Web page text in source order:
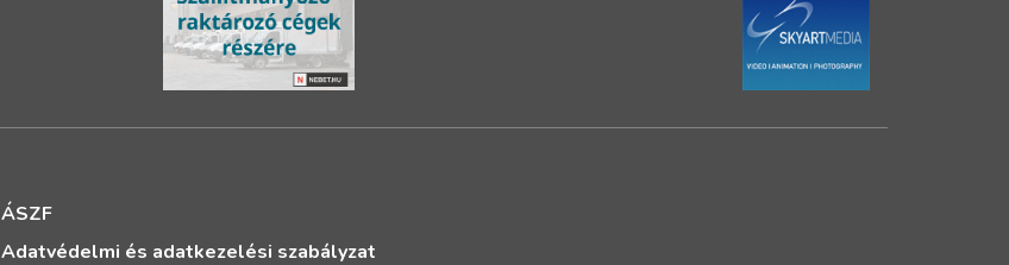
ÁSZF
Adatvédelmi és adatkezelési szabályzat